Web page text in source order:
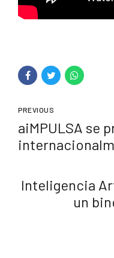
PREVIOUS
aiMPULSA se
Inteligencia
un